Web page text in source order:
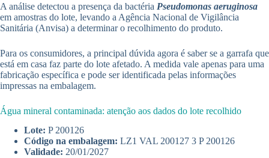
A análise detectou a presença da bactéria Pseudomonas aeruginosa
em amostras do lote, levando a Agência Nacional de Vigilância
Sanitária (Anvisa) a determinar o recolhimento do produto.
Para os consumidores, a principal dúvida agora é saber se a garrafa que
está em casa faz parte do lote afetado. A medida vale apenas para uma
fabricação específica e pode ser identificada pelas informações
impressas na embalagem.
Água mineral contaminada: atenção aos dados do lote recolhido
Lote: P 200126
Código na embalagem: LZ1 VAL 200127 3 P 200126
Validade: 20/01/2027